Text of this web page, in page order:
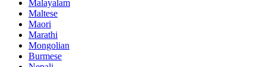
Malayalam
Maltese
Maori
Marathi
Mongolian
Burmese